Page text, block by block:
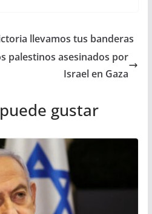
llevamos tus banderas
palestinos asesinados por
Israel en Gaza
gustar